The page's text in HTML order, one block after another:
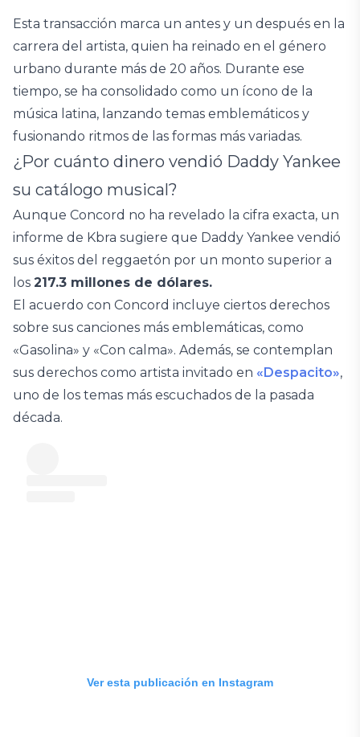
Esta transacción marca un antes y un después en la
carrera del artista, quien ha reinado en el género
urbano durante más de 20 años. Durante ese
tiempo, se ha consolidado como un ícono de la
música latina, lanzando temas emblemáticos y
fusionando ritmos de las formas más variadas.
¿Por cuánto dinero vendió Daddy Yankee
su catálogo musical?
Aunque Concord no ha revelado la cifra exacta, un
informe de Kbra sugiere que Daddy Yankee vendió
sus éxitos del reggaetón por un monto superior a
los 217.3 millones de dólares.
El acuerdo con Concord incluye ciertos derechos
sobre sus canciones más emblemáticas, como
«Gasolina» y «Con calma». Además, se contemplan
sus derechos como artista invitado en «Despacito»,
uno de los temas más escuchados de la pasada
década.
Ver esta publicación en Instagram